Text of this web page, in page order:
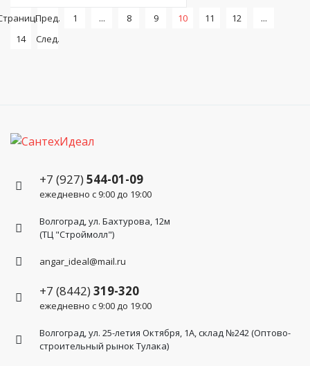
Пред. 1 ... 8 9 10 11 12
...
14
След.
+7 (927)544-01-09
ежедневно с 9:00 до 19:00
Волгоград, ул. Бахтурова, 12м
(ТЦ "Строймолл")
angar_ideal@mail.ru
+7 (8442)319-320
ежедневно с 9:00 до 19:00
Волгоград, ул. 25-летия Октября, 1А, склад №242 (Оптово-
строительный рынок Тулака)